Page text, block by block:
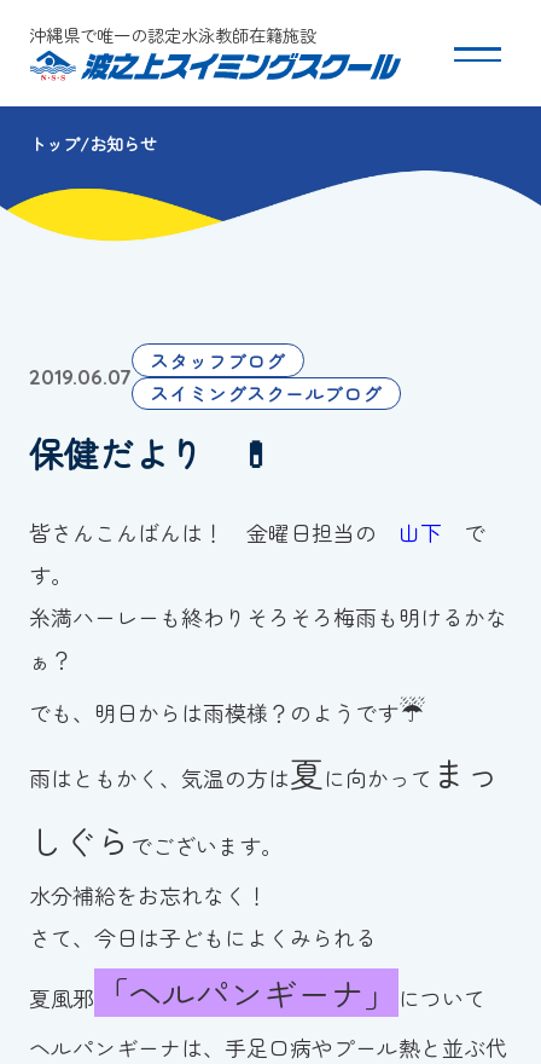
沖縄県で唯一の認定水泳教師在籍施設
スクールについて
コース・クラス紹介
団体会員募集
保護者の方へ
採用情報
お知らせ
カレンダー
波スイタイムズ
お問い合わせ
Tel.098-863-7264
平日 9:00～22:00｜土祝 9:00～21:00
メールでお問い合わせ
トップ お知らせ
2019.06.07
スタッフブログ
スイミングスクールブログ
保健だより 💊
皆さんこんばんは！ 金曜日担当の 山下 で
す。
糸満ハーレーも終わりそろそろ梅雨も明けるかな
ぁ？
でも、明日からは雨模様？のようです☔
雨はともかく、気温の方は夏に向かって まっ
しぐら でございます。
水分補給をお忘れなく！
さて、今日は子どもによくみられる
夏風邪
「ヘルパンギーナ」
について
ヘルパンギーナは、手足口病やプール熱と並ぶ代